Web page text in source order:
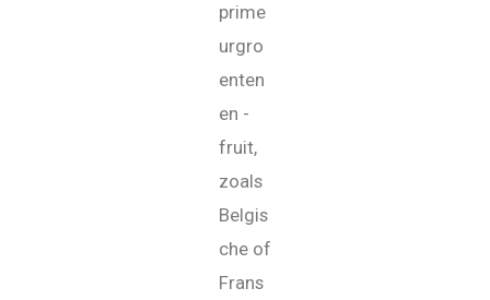
prime
urgro
enten
en -
fruit,
zoals
Belgis
che of
Frans